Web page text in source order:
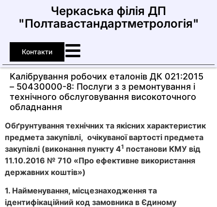
Черкаська філія ДП
"Полтавастандартметрологія"
Контакти
Калібрування робочих еталонів ДК 021:2015
– 50430000-8: Послуги з з ремонтування і
технічного обслуговування високоточного
обладнання
Обґрунтування технічних та якісних характеристик
предмета закупівлі, очікуваної вартості предмета
закупівлі (виконання пункту 41 постанови КМУ від
11.10.2016 № 710 «Про ефективне використання
державних коштів»)
1. Найменування, місцезнаходження та
ідентифікаційний код замовника в Єдиному